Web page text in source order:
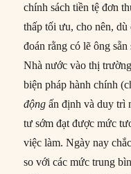
chính sách tiền tệ đơn
thấp tối ưu, cho nên,
đoán rằng có lẽ ông
Nhà nước vào thị
biện pháp hành chính
động ấn định và duy trì
tư sớm đạt được mức
việc làm. Ngày nay
so với các mức trung